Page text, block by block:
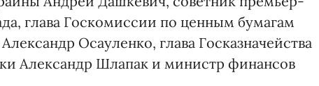
глава Госкомиссии по ценным бумагам
Осауленко, глава Госказначейства
Александр Шлапак и министр финансов